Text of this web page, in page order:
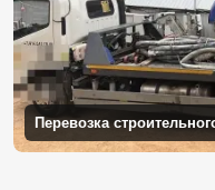
Перевозка